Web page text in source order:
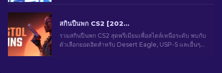
สกินปืนพก CS2 [2026] ดีไซน์ยอดนิยมสำหรับสายแม่น
รวมสกินปืนพก CS2 สุดพรีเมียมเพื่อสไตล์เหนือระดับ พบกับ
ตัวเลือกยอดฮิตสำหรับ Desert Eagle, USP-S และอื่นๆ